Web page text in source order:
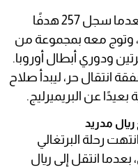
وغادر قائد منتخب مصر «أنفيلد» بعدما سجل 257 هدفًا
وتوج معه بمجموعة من
ودوري أبطال أوروبا.
انتقال حر، ليبدأ صلاح
عن البريميرليج.
مدريد
رحلة البرتغالي
انتقل إلى ريال